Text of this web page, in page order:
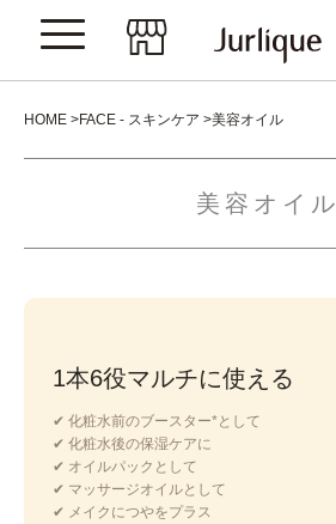
HOME FACE - スキンケア 美容オイル
美容オイル
1本6役マルチに使える
✔︎ 化粧水前のブースター*として
✔︎ 化粧水後の保湿ケアに
✔︎ オイルパックとして
✔︎ マッサージオイルとして
✔︎ メイクにつやをプラス